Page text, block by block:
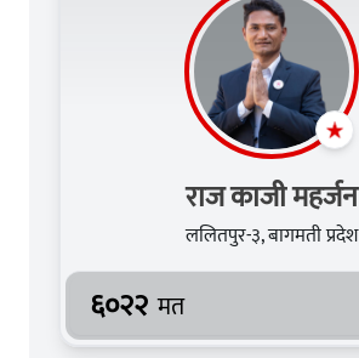
राज काजी महर्जन
ललितपुर-३, बागमती प्रदेश
६०२२ मत